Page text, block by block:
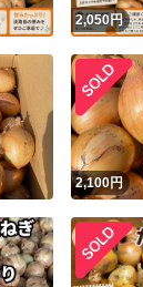
2,050円
2,100円